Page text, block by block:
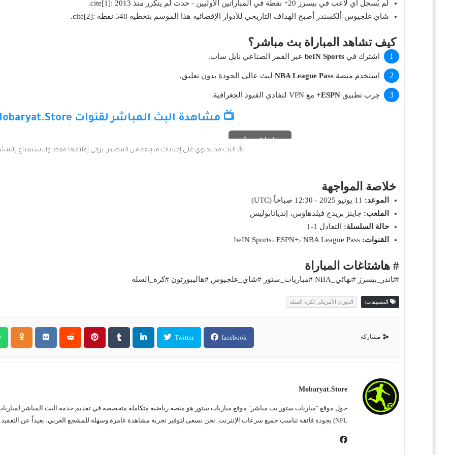
لم يُسجل أي لاعب في بيسرز 20+ نقطة في المباراتين الأوليين - حدث لم يتكرر منذ 2013 :cite[1].
شاي غلجيوس-ألكسندر أصبح الهداف التاريخي للأدوار الإقصائية هذا الموسم بتخطيه 548 نقطة :cite[2].
كيف تشاهد المباراة بث مباشر؟
اشترك فيbeIN Sports عبر القمر الصناعي نايل سات.
استخدم منصةNBA League Pass لبث عالي الجودة بدون تعليق.
جرب تطبيقESPN+ مع VPN لتفادي القيود الجغرافية.
📺 مشاهدة البث المباشر لقنوات Mobaryat.Store
مباريات ستور
⚠️ البث قد يحتوي على إعلانات منبثقة من المصدر، يرجى إغلاقها فقط والاستمتاع
خلاصة المواجهة
الموعد:
الملعب: جاينز بريدج فيلدهاوس، إنديانابوليس
حالة السلسلة: التعادل 1-1
القنوات: beIN Sports، ESPN+، NBA League Pass
# هاشتاغات المباراة
#ثاندر_بيسرز #نهائي_NBA #مباريات_ستور #شاي_غلجيوس #هاليبورتون #كرة_السلة
التصنيفات: الدوري الأمريكي لكرة السلة
مشاركة facebook
Twitter
Mobaryat.store
NFL) بجودة فائقة تناسب جميع سرعات الإنترنت. نحن نسعى لتوفير تجربة مشاهدة غامرة وسهلة للمشجع العربي، بعيداً عن التعقيد وبأقل قدر من الإعلانات المزعجة.